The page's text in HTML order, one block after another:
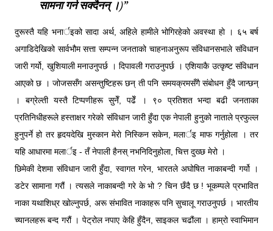
सामना गर्न सक्दैनन् ।)
दुरूस्तै यहि भनार्इको सादा अर्थ, अहिले हामीले भोगिरहेकाे अवस्था हाे । ६५ बर्ष
अगाडिदेखिको सार्वभौम सत्ता सम्पन्न जनताको चाहनाअनुरूप संविधानसभाले संविधान
जारी गर्यो, खुशियाली मनाउनुपर्छ । दिपावली गराउनुपर्छ । एशियाकै उत्कृष्ट संविधान
आएको छ । जोजससँग असन्तुष्टिहरू छन् ती पनि समयक्रमसँगै संबोधन हुँदै जान्छन्
। बग्रेल्ती यस्तै टिप्पणीहरू सुनेँ, पढेँ । ९० प्रतिशत भन्दा बढी जनताका
प्रतिनिधीहरूले हस्ताक्षर गरेको संविधान जारी हुँदा एक नेपाली हुनुको नाताले प्रफुल्ल
हुनुपर्ने हो तर हृदयदेखि मुस्कान मेराे निस्किन सकेन, मलार्इ माफ गर्नुहोला । तर
यहि आधारमा मलार्इ - तँ नेपाली हैनस् नभनिदिनुहोला, चित्त दुख्छ मेरो ।
छिमेकी देशमा संविधान जारी हुँदा, स्वागत गरेन, भारतले अघोषित नाकाबन्दी गर्यो ।
डटेर सामाना गरौं । त्यसले नाकाबन्दी गरे के भो ? चिन छँदै छ ! भूकम्पले प्रभावित
नाका यथाशिध्र खोल्नुपर्छ, अरू संभावित नाकाहरू पनि सुचालू गराउनुपर्छ । भारतीय
च्यानलहरू बन्द गरौं । पेट्रोल नपाए केहि हुँदैन, साइकल चढौंला । हाम्रो स्वाभिमान